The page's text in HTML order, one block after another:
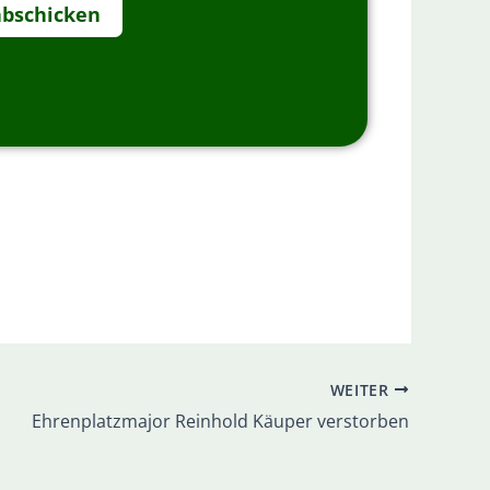
WEITER
Ehrenplatzmajor Reinhold Käuper verstorben